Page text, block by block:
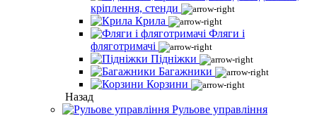
кріплення, стенди
Крила
Фляги і
фляготримачі
Підніжки
Багажники
Корзини
Назад
Рульове управління